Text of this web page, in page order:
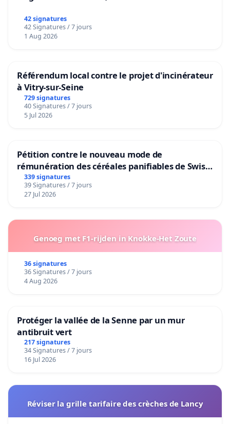
42 signatures
42 Signatures / 7 jours
1 Aug 2026
Référendum local contre le projet d'incinérateur
à Vitry-sur-Seine
729 signatures
40 Signatures / 7 jours
5 Jul 2026
Pétition contre le nouveau mode de
rémunération des céréales panifiables de Swiss
granum basé sur la teneur en protéines
339 signatures
39 Signatures / 7 jours
27 Jul 2026
Genoeg met F1-rijden in Knokke-Het Zoute
36 signatures
36 Signatures / 7 jours
4 Aug 2026
Protéger la vallée de la Senne par un mur
antibruit vert
217 signatures
34 Signatures / 7 jours
16 Jul 2026
Réviser la grille tarifaire des crèches de Lancy